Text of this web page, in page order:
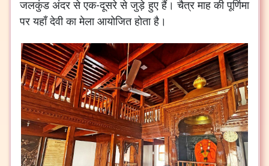
जलकुंड अंदर से एक-दूसरे से जुड़े हुए हैं। चैत्र माह की पूर्णिमा
पर यहाँ देवी का मेला आयोजित होता है।